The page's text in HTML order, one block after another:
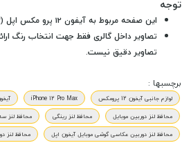
توجه
این صفحه مربوط به آیفون 12 پرو مکس اپل (3 دوربین) است.
تصاویر داخل گالری فقط جهت انتخاب رنگ
تصاویر دقیق نیست.
برچسبها :
لوازم جانبی آیفون 12 پرومکس iPhone 12 Pro Max
محافظ لنز دوربین موبایل
محافظ لنز رینگی
محافظ لنز
محافظ لنز دوربین عکاسی گوشی موبایل آیفون اپل
محافظ لنز